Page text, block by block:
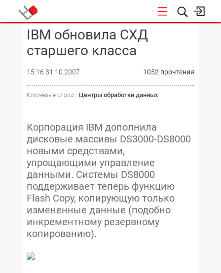
КОНФЕРЕНЦИИ
IBM обновила СХД
старшего класса
15:16 31.10.2007 1052 прочтения
Ключевые слова : Центры обработки данных
Корпорация IBM дополнила
дисковые массивы DS3000-DS8000
новыми средствами,
упрощающими управление
данными. Системы DS8000
поддерживает теперь функцию
Flash Copy, копирующую только
измененные данные (подобно
инкрементному резервному
копированию).